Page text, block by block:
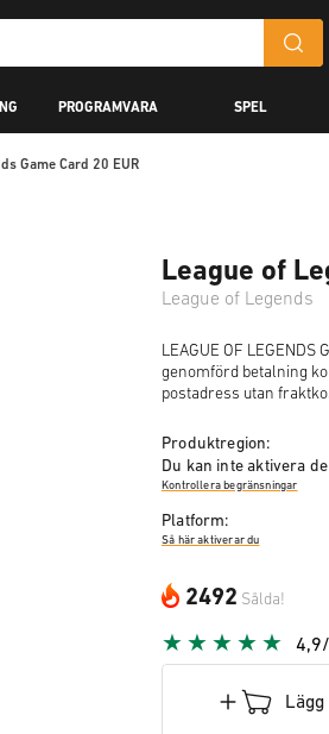
PROGRAMVARA SPEL
Game Card 20 EUR
League of
League of Legends
LEAGUE OF
genomförd betalning
postadress utan
Produktregion:
Du kan inte aktivera
Kontrollera begränsningar
Platform:
Så här aktiverar du
2492 Sålda!